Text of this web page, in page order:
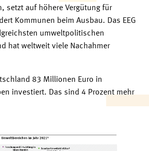
setzt auf höhere Vergütung für
Kommunen beim Ausbau. Das EEG
umweltpolitischen
hat weltweit viele Nachahmer
83 Millionen Euro in
investiert. Das sind 4 Prozent mehr